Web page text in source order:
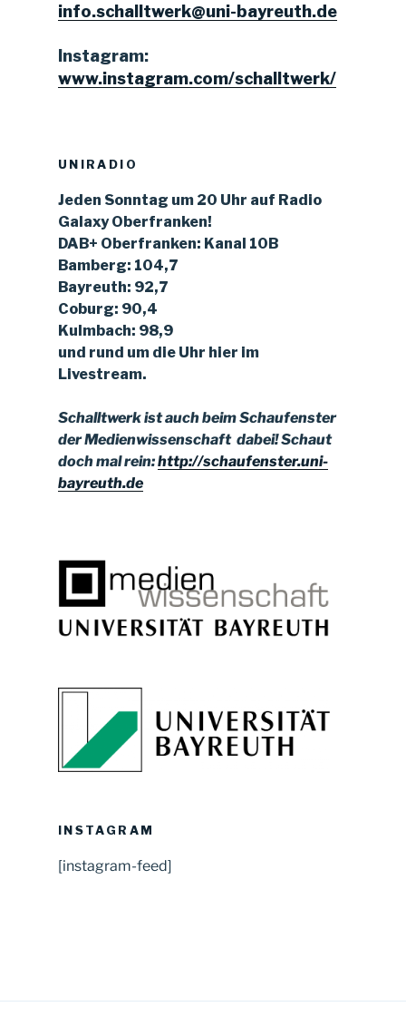
info.schalltwerk@uni-bayreuth.de
Instagram:
www.instagram.com/schalltwerk/
UNIRADIO
Jeden Sonntag um 20 Uhr auf Radio
Galaxy Oberfranken!
DAB+ Oberfranken: Kanal 10B
Bamberg: 104,7
Bayreuth: 92,7
Coburg: 90,4
Kulmbach: 98,9
und rund um die Uhr hier im
Livestream.
Schalltwerk ist auch beim Schaufenster
der Medienwissenschaft dabei!Schaut
doch mal rein:http://schaufenster.uni-
bayreuth.de
INSTAGRAM
[instagram-feed]